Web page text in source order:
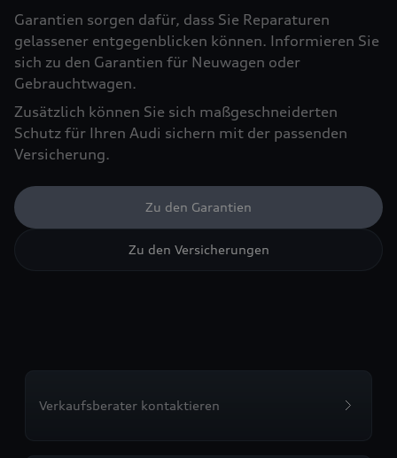
Garantien sorgen dafür, dass Sie Reparaturen
gelassener entgegenblicken können. Informieren Sie
sich zu den Garantien für Neuwagen oder
Gebrauchtwagen.
Zusätzlich können Sie sich maßgeschneiderten
Schutz für Ihren Audi sichern mit der passenden
Versicherung.
Zu den Garantien
Zu den Versicherungen
Verkaufsberater kontaktieren